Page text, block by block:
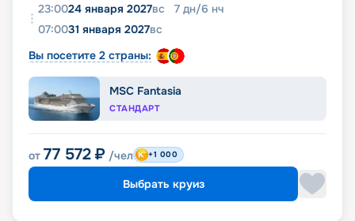
23:0024 января 2027вс 7 дн/6 нч
07:0031 января 2027вс
Вы посетите 2 страны:
MSC Fantasia
СТАНДАРТ
от 77 572 ₽ /чел +1 000
Выбрать круиз